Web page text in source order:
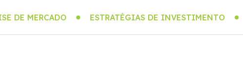
DE MERCADO ESTRATÉGIAS DE INVESTIMENTO